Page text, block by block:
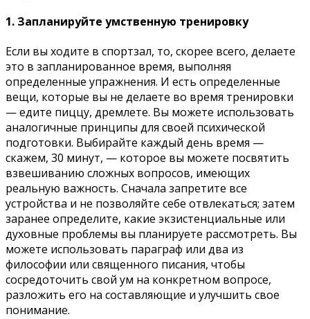
1. Запланируйте умственную тренировку
Если вы ходите в спортзал, то, скорее всего, делаете
это в запланированное время, выполняя
определенные упражнения. И есть определенные
вещи, которые вы не делаете во время тренировки
— едите пиццу, дремлете. Вы можете использовать
аналогичные принципы для своей психической
подготовки. Выбирайте каждый день время —
скажем, 30 минут, — которое вы можете посвятить
взвешиванию сложных вопросов, имеющих
реальную важность. Сначала запретите все
устройства и не позволяйте себе отвлекаться; затем
заранее определите, какие экзистенциальные или
духовные проблемы вы планируете рассмотреть. Вы
можете использовать параграф или два из
философии или священного писания, чтобы
сосредоточить свой ум на конкретном вопросе,
разложить его на составляющие и улучшить свое
понимание.